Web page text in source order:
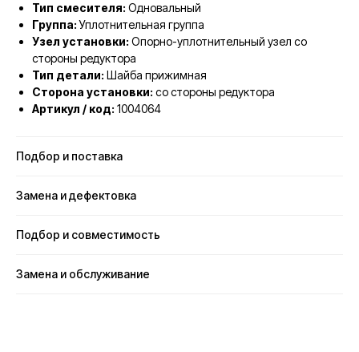
Тип смесителя: Одновальный
Группа:Уплотнительная группа
Узел установки: Опорно-уплотнительный узел со
стороны редуктора
Тип детали: Шайба прижимная
Сторона установки: со стороны редуктора
Артикул / код: 1004064
Подбор и поставка
Замена и дефектовка
Подбор и совместимость
Замена и обслуживание